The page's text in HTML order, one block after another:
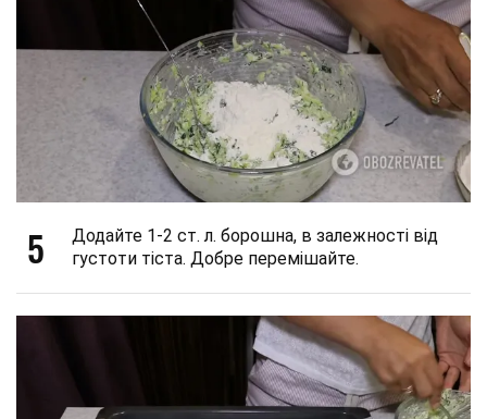
5
Додайте 1-2 ст. л. борошна, в залежності від
густоти тіста. Добре перемішайте.